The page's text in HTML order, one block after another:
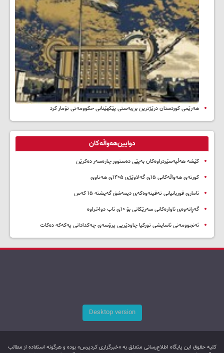
هەرێمی کوردستان درێژترین بن‌بەستی پێکهێنانی حکوومەتی تۆمار کرد
دوایین‌هەواڵەکان
کێشە هەڵپەسێردراوەکان بەپێی دەستوور چارەسەر دەکرێن
کورتەی هەواڵەکانی ۱۵ی گەلاوێژی ۱۴۰۵ی هەتاوی
ئاماری قوربانیانی تەقینەوەکەی دیمەشق گەیشتە ۱۵ کەس
گەڕانەوەی ئاوارەکانی سەرێکانی بۆ ۱۰ی ئاب دواخراوە
ئەنجوومەنی ئاسایشی تورکیا چاودێریی پرۆسەی چەکدادانی پەکەکە دەکات
Desktop version
کليه حقوق اين پایگاه اطلاع‌رسانی متعلق به «خبرگزاری کردپرس» بوده و هرگونه استفاده از مطالب